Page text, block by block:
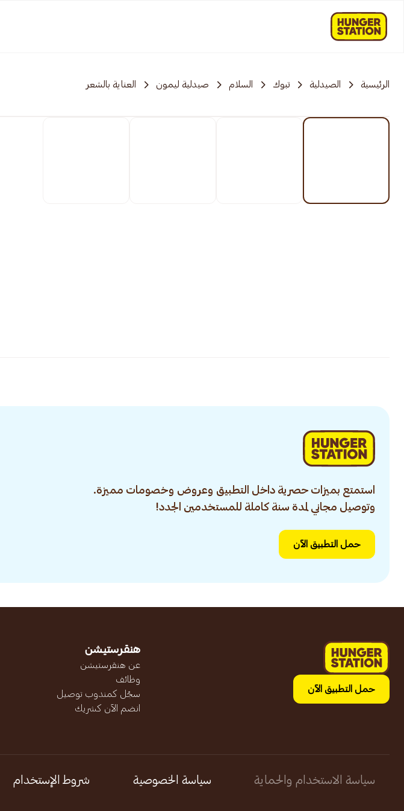
الرئيسية الصيدلية تبوك السلام صيدلية ليمون العناية بالشعر
استمتع بميزات حصرية داخل التطبيق وعروض وخصومات مميزة.
وتوصيل مجاني لمدة سنة كاملة للمستخدمين الجدد!
حمل التطبيق الآن
حمل التطبيق الآن
هنقرستيشن
عن هنقرستيشن
وظائف
سجّل كمندوب توصيل
انضم الآن كشريك
سياسة الاستخدام والحماية سياسة الخصوصية شروط الإستخدام